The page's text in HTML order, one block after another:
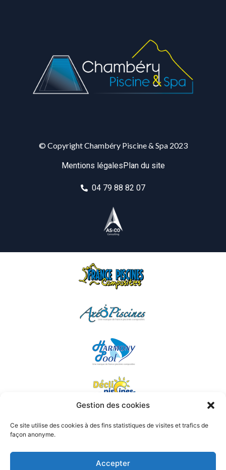
Gestion des cookies
Ce site utilise des cookies à des fins statistiques de visites et trafics de
façon anonyme.
Accepter
© Copyright Chambéry Piscine & Spa 2023
Mentions légalesPlan du site
04 79 88 82 07